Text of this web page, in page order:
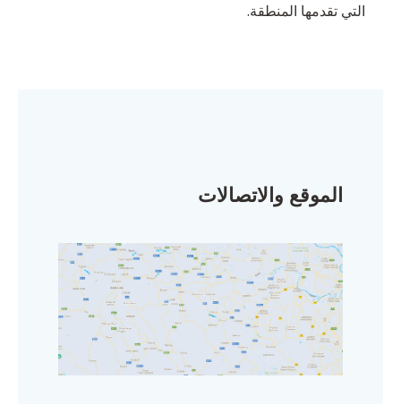
التي تقدمها المنطقة.
الموقع والاتصالات